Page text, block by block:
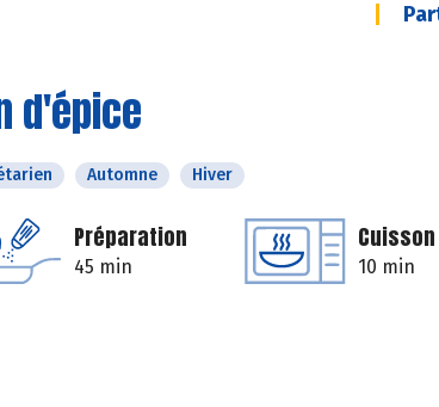
d'épice
Automne Hiver
Préparation
45 min
Cuisson
10 min